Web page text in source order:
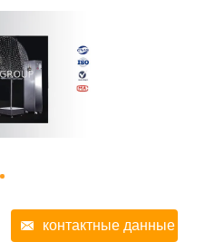
контактные данные